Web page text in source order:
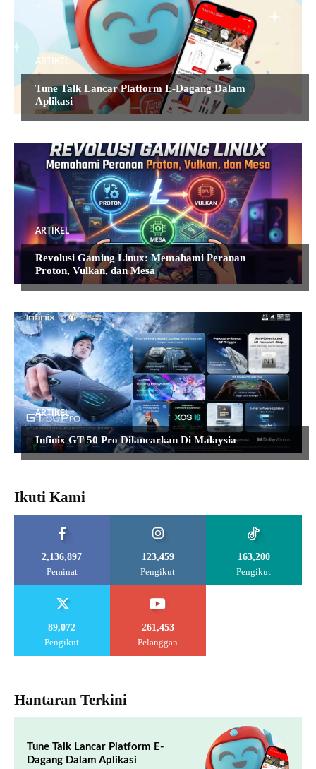
ARTIKEL
Tune Talk Lancar Platform E-Dagang Dalam
Aplikasi
ARTIKEL
Revolusi Gaming Linux: Memahami Peranan
Proton, Vulkan, dan Mesa
ARTIKEL
Infinix GT 50 Pro Dilancarkan Di Malaysia
Ikuti Kami
2,136,897
Peminat
123,459
Pengikut
163,200
Pengikut
89,072
Pengikut
261,453
Pelanggan
Hantaran Terkini
Tune Talk Lancar Platform E-
Dagang Dalam Aplikasi